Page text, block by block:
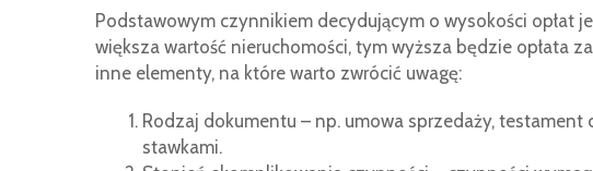
Podstawowym czynnikiem decydującym o wysokości opłat
większa wartość nieruchomości, tym wyższa będzie opłata
inne elementy, na które warto zwrócić uwagę:
Rodzaj dokumentu – np. umowa sprzedaży,
stawkami.